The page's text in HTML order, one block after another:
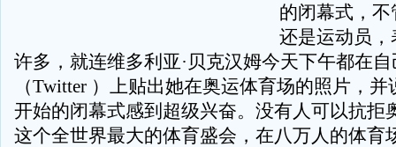
的闭幕式，
还是运动员
许多，就连维多利亚·贝克汉姆今天下午都在
（Twitter ）上贴出她在奥运体育场的照片，
开始的闭幕式感到超级兴奋。没有人可以抗拒
这个全世界最大的体育盛会，在八万人的体育